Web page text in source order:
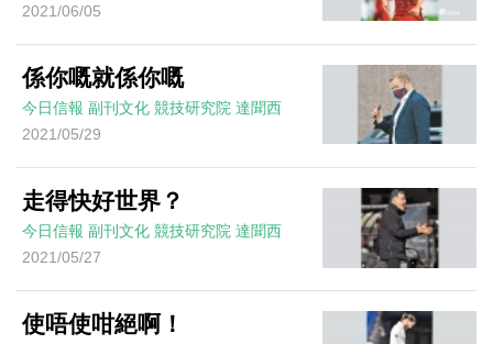
2021/06/05
係你嘅就係你嘅
今日信報 副刊文化 競技研究院 達聞西
2021/05/29
走得快好世界？
今日信報 副刊文化 競技研究院 達聞西
2021/05/27
使唔使咁絕啊！